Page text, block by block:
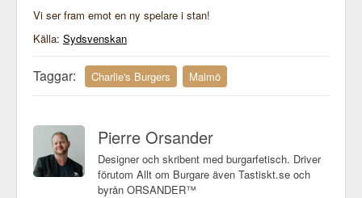
Vi ser fram emot en ny spelare i stan!
Källa: Sydsvenskan
Taggar: Charlie's Burgers Malmö
Pierre Orsander
Designer och skribent med burgarfetisch. Driver
förutom Allt om Burgare även Tastiskt.se och
byrån ORSANDER™